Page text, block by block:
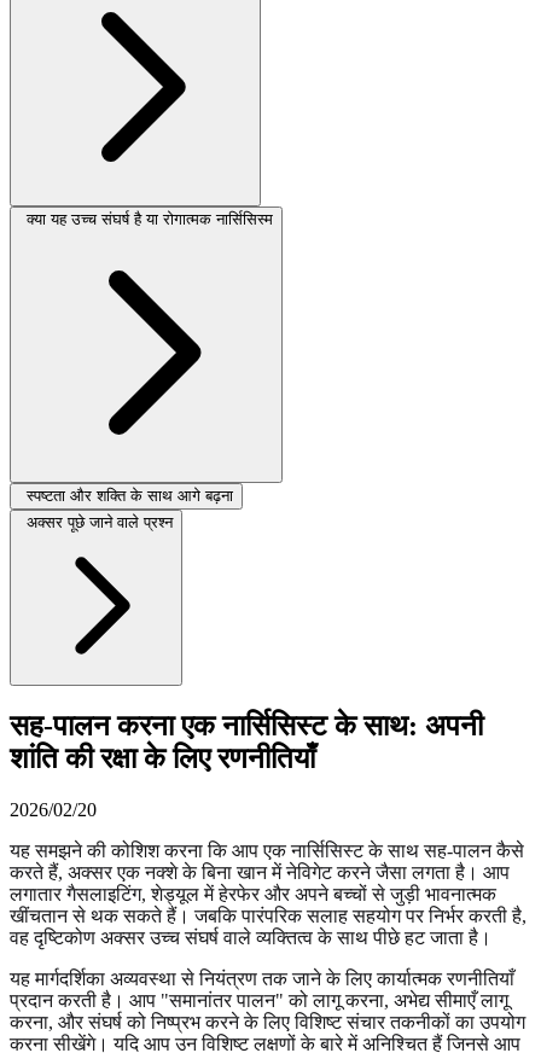
क्या यह उच्च संघर्ष है या रोगात्मक नार्सिसिस्म
स्पष्टता और शक्ति के साथ आगे बढ़ना
अक्सर पूछे जाने वाले प्रश्न
सह-पालन करना एक नार्सिसिस्ट के साथ: अपनी
शांति की रक्षा के लिए रणनीतियाँ
2026/02/20
यह समझने की कोशिश करना कि आप एक नार्सिसिस्ट के साथ सह-पालन कैसे
करते हैं, अक्सर एक नक्शे के बिना खान में नेविगेट करने जैसा लगता है। आप
लगातार गैसलाइटिंग, शेड्यूल में हेरफेर और अपने बच्चों से जुड़ी भावनात्मक
खींचतान से थक सकते हैं। जबकि पारंपरिक सलाह सहयोग पर निर्भर करती है,
वह दृष्टिकोण अक्सर उच्च संघर्ष वाले व्यक्तित्व के साथ पीछे हट जाता है।
यह मार्गदर्शिका अव्यवस्था से नियंत्रण तक जाने के लिए कार्यात्मक रणनीतियाँ
प्रदान करती है। आप "समानांतर पालन" को लागू करना, अभेद्य सीमाएँ लागू
करना, और संघर्ष को निष्प्रभ करने के लिए विशिष्ट संचार तकनीकों का उपयोग
करना सीखेंगे। यदि आप उन विशिष्ट लक्षणों के बारे में अनिश्चित हैं जिनसे आप